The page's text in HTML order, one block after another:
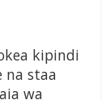
kipindi
na staa
wa